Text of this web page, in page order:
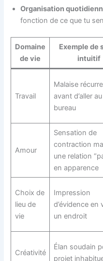
Organisation
fonction de ce que tu
Domaine
de vie
Exemple de
intuitif
Travail
Malaise
avant d’aller au
bureau
Amour
Sensation de
contraction
une relation
en apparence
Choix de
lieu de
vie
Impression
d’évidence en
un endroit
Créativité
Élan soudain
projet